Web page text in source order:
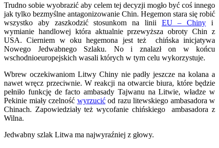
Trudno sobie wyobrazić aby celem tej decyzji mogło być coś innego
jak tylko bezmyślne antagonizowanie Chin. Hegemon stara się robić
wszystko aby zaszkodzić stosunkom na linii EU – Chiny i
wymianie handlowej która aktualnie przewyższa obroty Chin z
USA. Cierniem w oku hegemona jest też chińska inicjatywa
Nowego Jedwabnego Szlaku. No i znalazł on w końcu
wschodnioeuropejskich wasali których w tym celu wykorzystuje.
Wbrew oczekiwaniom Litwy Chiny nie padły jeszcze na kolana a
nawet wręcz przeciwnie. W reakcji na otwarcie biura, które będzie
pełniło funkcję de facto ambasady Tajwanu na Litwie, władze w
Pekinie miały czelność wyrzucićod razu litewskiego ambasadora w
Chinach. Zapowiedziały też wycofanie chińskiego ambasadora z
Wilna.
Jedwabny szlak Litwa ma najwyraźniej z głowy.